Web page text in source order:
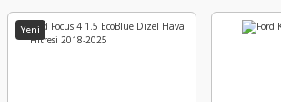
Yeni